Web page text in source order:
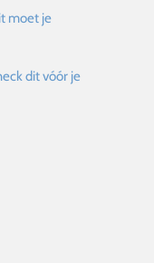
moet je
dit vóór je